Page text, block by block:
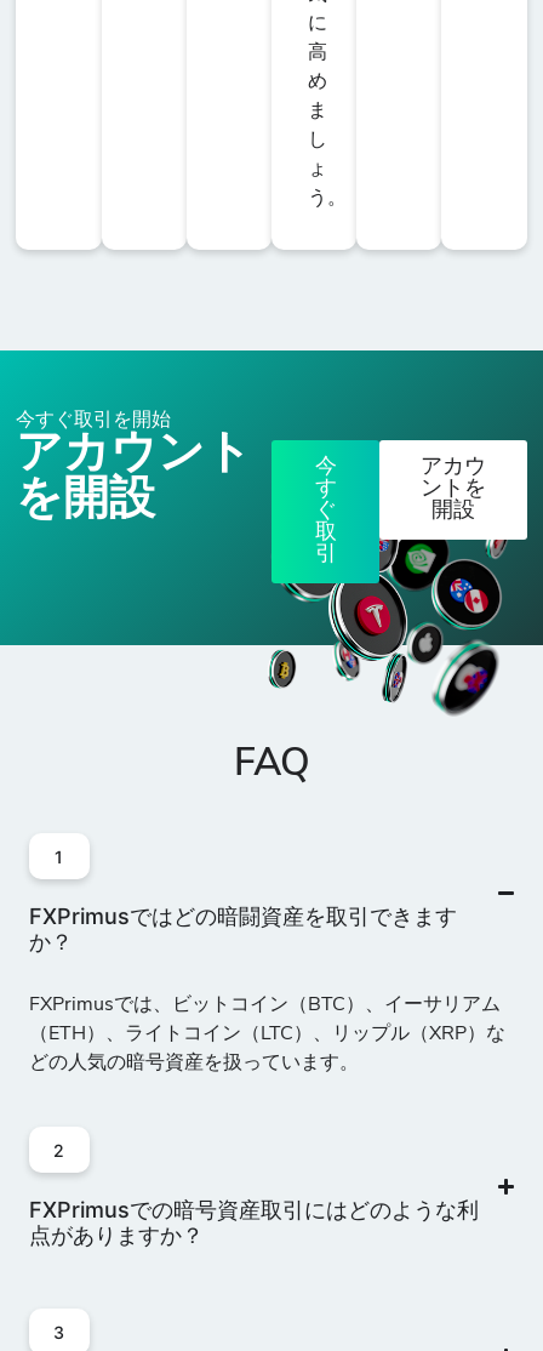
10
シータ対米ドル
TRX/USD
トロン対米ドル
10 100000
10 50% 1000
151 10
WAV/USD
ドル
XEM/USD
ネームコイン対
米ドル
- 18 50% 10000
XLM/USD
ステラルーメン
対米ドル
に
高
め
ま
し
ょ
う。
今すぐ取引を開始
アカウント
を開設
今
す
ぐ
取
引
アカウ
ントを
開設
FAQ
1
FXPrimusではどの暗闘資産を取引できます
か？
FXPrimusでは、ビットコイン（BTC）、イーサリアム
（ETH）、ライトコイン（LTC）、リップル（XRP）な
どの人気の暗号資産を扱っています。
2
FXPrimusでの暗号資産取引にはどのような利
点がありますか？
3